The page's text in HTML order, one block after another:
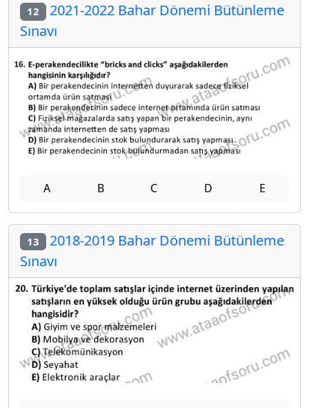
12 2021-2022 Bahar Dönemi Bütünleme
Sınavı
A B C D E
13 2018-2019 Bahar Dönemi Bütünleme
Sınavı